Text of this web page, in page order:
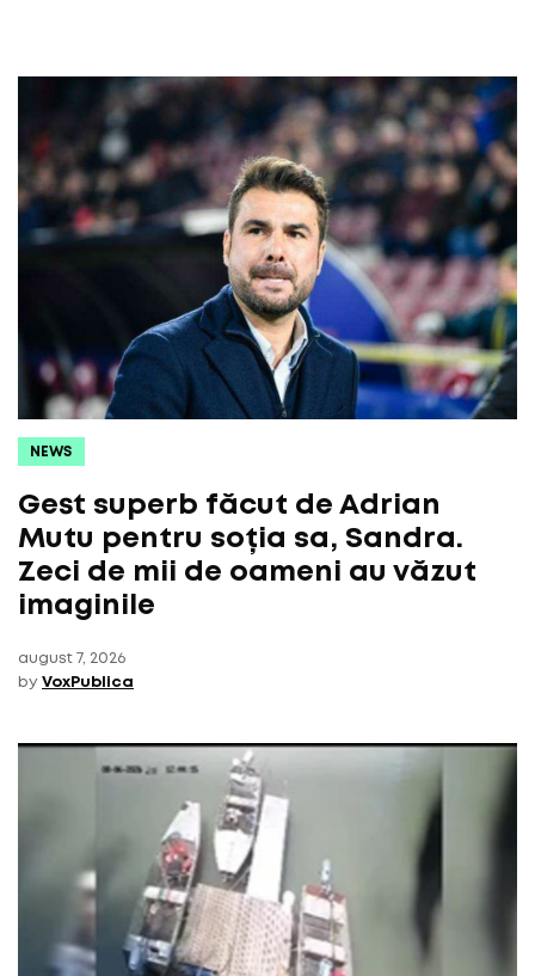
NEWS
Gest superb făcut de Adrian
Mutu pentru soția sa, Sandra.
Zeci de mii de oameni au văzut
imaginile
august 7, 2026
by VoxPublica